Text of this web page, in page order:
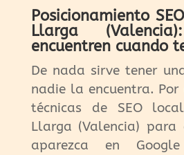
Posicionamiento
Llarga
encuentren cuando
De nada sirve tener
nadie la encuentra.
técnicas de SEO
Llarga (Valencia) para
aparezca en